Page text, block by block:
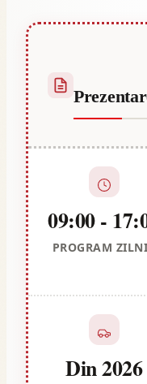
09:00 -
PROGRAM
Din 2026